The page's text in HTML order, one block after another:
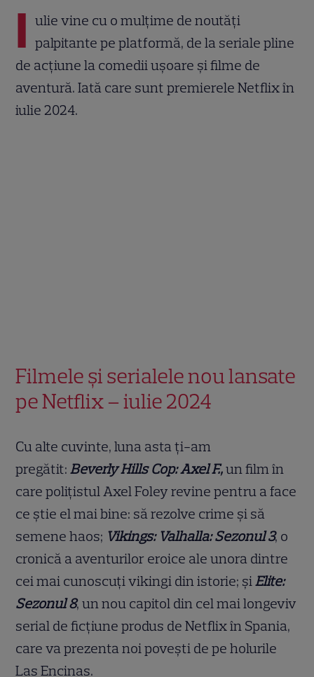
I ulie vine cu o mulțime de noutăți
palpitante pe platformă, de la seriale pline
de acțiune la comedii ușoare și filme de
aventură. Iată care sunt premierele Netflix în
iulie 2024.
Filmele și serialele nou lansate
pe Netflix – iulie 2024
Cu alte cuvinte, luna asta ți-am
pregătit:Beverly Hills Cop: Axel F.,un film în
care polițistul Axel Foley revine pentru a face
ce știe el mai bine: să rezolve crime și să
semene haos; Vikings: Valhalla: Sezonul 3, o
cronică a aventurilor eroice ale unora dintre
cei mai cunoscuți vikingi din istorie; șiElite:
Sezonul 8, un nou capitol din cel mai longeviv
serial de ficțiune produs de Netflix în Spania,
care va prezenta noi povești de pe holurile
Las Encinas.